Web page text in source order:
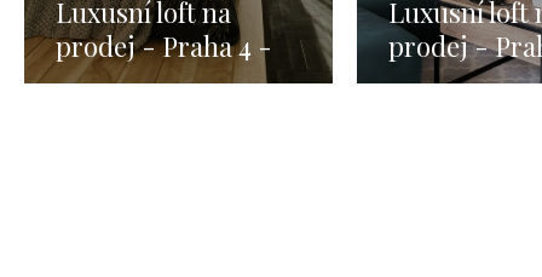
Luxusní loft na
prodej - Praha 4 -
52m
Luxusní loft
prodej -
50m